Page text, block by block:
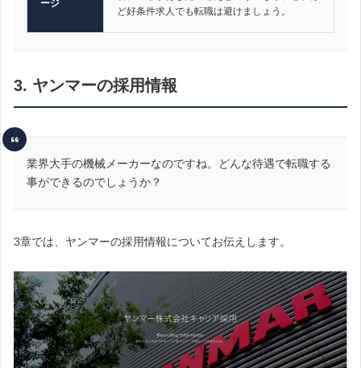
ージ
ど好条件求人でも転職は避けましょう。
3. ヤンマーの採用情報
業界大手の機械メーカーなのですね。どんな待遇で転職する
事ができるのでしょうか？
3章では、ヤンマーの採用情報についてお伝えします。